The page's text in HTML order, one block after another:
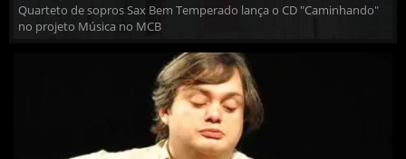
Quarteto de sopros Sax Bem Temperado lança o CD "Caminhando"
no projeto Música no MCB